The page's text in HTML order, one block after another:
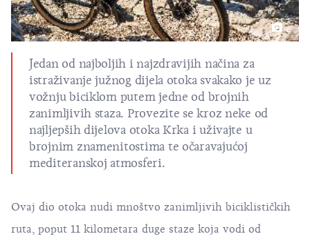
Jedan od najboljih i najzdravijih načina za
istraživanje južnog dijela otoka svakako je uz
vožnju biciklom putem jedne od brojnih
zanimljivih staza. Provezite se kroz neke od
najljepših dijelova otoka Krka i uživajte u
brojnim znamenitostima te očaravajućoj
mediteranskoj atmosferi.
Ovaj dio otoka nudi mnoštvo zanimljivih biciklističkih
ruta, poput 11 kilometara duge staze koja vodi od